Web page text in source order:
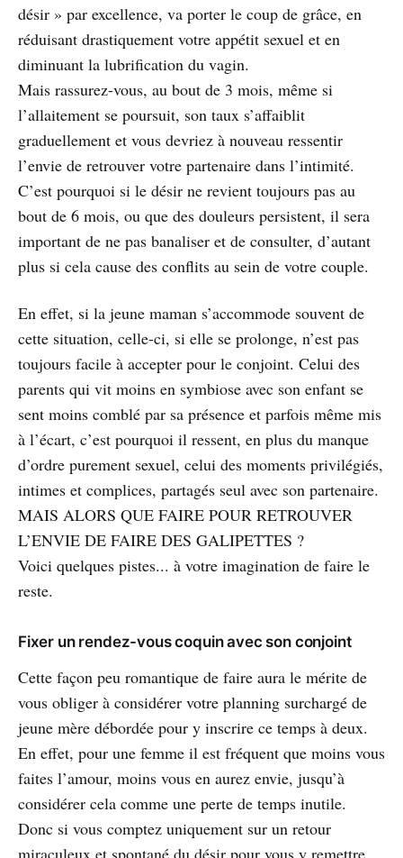
désir » par excellence, va porter le coup de grâce, en
réduisant drastiquement votre appétit sexuel et en
diminuant la lubrification du vagin.
Mais rassurez-vous, au bout de 3 mois, même si
l’allaitement se poursuit, son taux s’affaiblit
graduellement et vous devriez à nouveau ressentir
l’envie de retrouver votre partenaire dans l’intimité.
C’est pourquoi si le désir ne revient toujours pas au
bout de 6 mois, ou que des douleurs persistent, il sera
important de ne pas banaliser et de consulter, d’autant
plus si cela cause des conflits au sein de votre couple.
En effet, si la jeune maman s’accommode souvent de
cette situation, celle-ci, si elle se prolonge, n’est pas
toujours facile à accepter pour le conjoint. Celui des
parents qui vit moins en symbiose avec son enfant se
sent moins comblé par sa présence et parfois même mis
à l’écart, c’est pourquoi il ressent, en plus du manque
d’ordre purement sexuel, celui des moments privilégiés,
intimes et complices, partagés seul avec son partenaire.
MAIS ALORS QUE FAIRE POUR RETROUVER
L’ENVIE DE FAIRE DES GALIPETTES ?
Voici quelques pistes... à votre imagination de faire le
reste.
Fixer un rendez-vous coquin avec son conjoint
Cette façon peu romantique de faire aura le mérite de
vous obliger à considérer votre planning surchargé de
jeune mère débordée pour y inscrire ce temps à deux.
En effet, pour une femme il est fréquent que moins vous
faites l’amour, moins vous en aurez envie, jusqu’à
considérer cela comme une perte de temps inutile.
Donc si vous comptez uniquement sur un retour
miraculeux et spontané du désir pour vous y remettre,